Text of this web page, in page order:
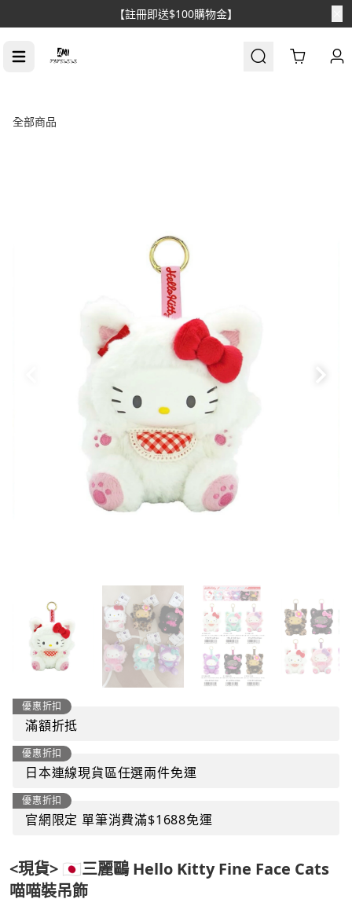
【註冊即送$100購物金】
Cart
全部商品
優惠折扣
滿額折抵
優惠折扣
日本連線現貨區任選兩件免運
優惠折扣
官網限定 單筆消費滿$1688免運
<現貨> 🇯🇵三麗鷗 Hello Kitty Fine Face Cats
喵喵裝吊飾